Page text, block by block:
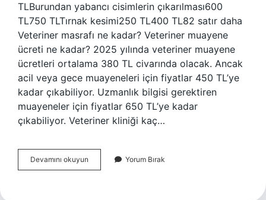
TLBurundan yabancı cisimlerin çıkarılması600
TL750 TLTırnak kesimi250 TL400 TL82 satır daha
Veteriner masrafı ne kadar? Veteriner muayene
ücreti ne kadar? 2025 yılında veteriner muayene
ücretleri ortalama 380 TL civarında olacak. Ancak
acil veya gece muayeneleri için fiyatlar 450 TL’ye
kadar çıkabiliyor. Uzmanlık bilgisi gerektiren
muayeneler için fiyatlar 650 TL’ye kadar
çıkabiliyor. Veteriner kliniği kaç…
Devamını okuyun Veteriner
Kliniği
Yorum Bırak